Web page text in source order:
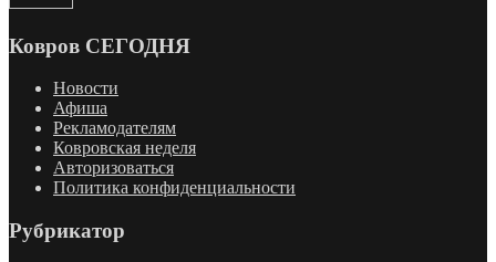
Ковров СЕГОДНЯ
Новости
Афиша
Рекламодателям
Ковровская неделя
Авторизоваться
Политика конфиденциальности
Рубрикатор